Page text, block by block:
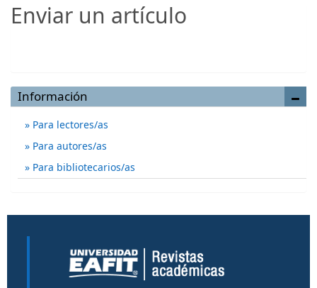
Enviar un artículo
Información
Para lectores/as
Para autores/as
Para bibliotecarios/as